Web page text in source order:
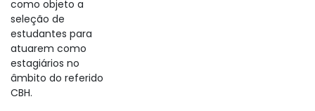
como objeto a
seleção de
estudantes para
atuarem como
estagiários no
âmbito do referido
CBH.